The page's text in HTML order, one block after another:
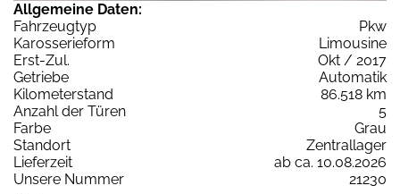
Allgemeine Daten:
Fahrzeugtyp
Pkw
Karosserieform
Limousine
Erst-Zul.
Okt / 2017
Getriebe
Automatik
Kilometerstand
86.518 km
Anzahl der Türen
5
Farbe
Grau
Standort
Zentrallager
Lieferzeit
ab ca. 10.08.2026
Unsere Nummer
21230